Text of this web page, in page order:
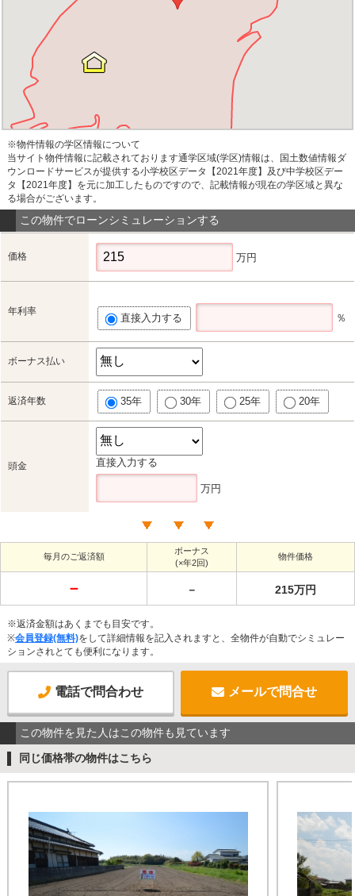
※物件情報の学区情報について
当サイト物件情報に記載されております通学区域(学区)情報は、国土数値情報ダ
ウンロードサービスが提供する小学校区データ【2021年度】及び中学校区デー
タ【2021年度】を元に加工したものですので、記載情報が現在の学区域と異な
る場合がございます。
この物件でローンシミュレーションする
価格 万円
年利率
直接入力する ％
ボーナス払い
返済年数 35年 30年 25年 20年
頭金 直接入力する
万円
毎月のご返済額
ボーナス
(×年2回)
物件価格
－ － 215万円
※返済金額はあくまでも目安です。
※会員登録(無料)をして詳細情報を記入されますと、全物件が自動でシミュレー
ションされとても便利になります。
電話で問合わせ メールで問合せ
この物件を見た人はこの物件も見ています
同じ価格帯の物件はこちら